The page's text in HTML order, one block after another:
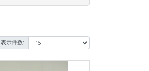
表示件数: